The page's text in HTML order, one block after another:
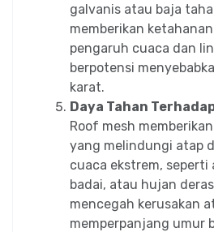
galvanis atau baja
memberikan
pengaruh cuaca dan
berpotensi
karat.
Daya Tahan
Roof mesh
yang melindungi atap
cuaca ekstrem, seperti
badai, atau hujan
mencegah kerusakan
memperpanjang umur